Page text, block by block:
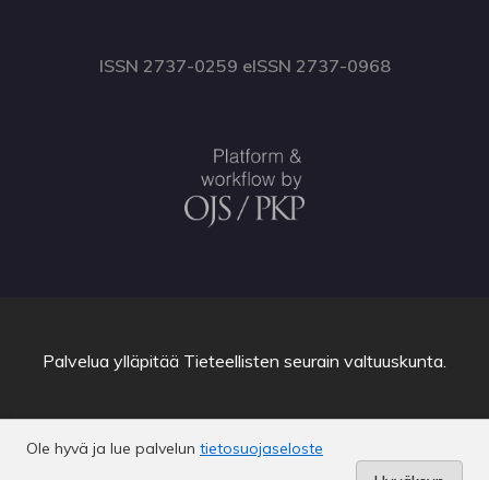
ISSN 2737-0259 eISSN 2737-0968
Ole hyvä ja lue palvelun tietosuojaseloste
Palvelua ylläpitää Tieteellisten seurain valtuuskunta